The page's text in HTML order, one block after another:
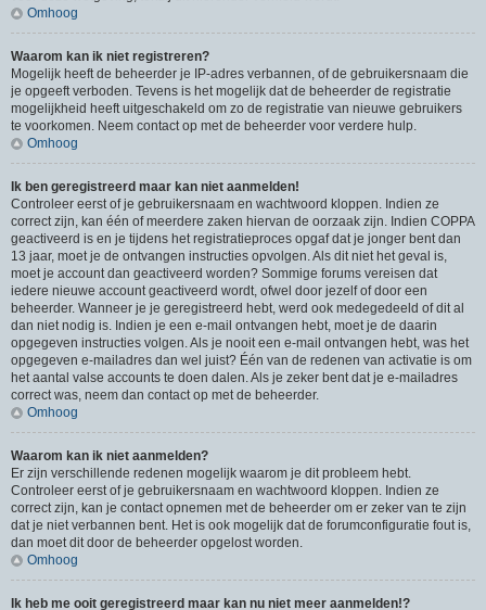
Omhoog
Waarom kan ik niet registreren?
Mogelijk heeft de beheerder je IP-adres verbannen, of de gebruikersnaam die
je opgeeft verboden. Tevens is het mogelijk dat de beheerder de registratie
mogelijkheid heeft uitgeschakeld om zo de registratie van nieuwe gebruikers
te voorkomen. Neem contact op met de beheerder voor verdere hulp.
Omhoog
Ik ben geregistreerd maar kan niet aanmelden!
Controleer eerst of je gebruikersnaam en wachtwoord kloppen. Indien ze
correct zijn, kan één of meerdere zaken hiervan de oorzaak zijn. Indien COPPA
geactiveerd is en je tijdens het registratieproces opgaf dat je jonger bent dan
13 jaar, moet je de ontvangen instructies opvolgen. Als dit niet het geval is,
moet je account dan geactiveerd worden? Sommige forums vereisen dat
iedere nieuwe account geactiveerd wordt, ofwel door jezelf of door een
beheerder. Wanneer je je geregistreerd hebt, werd ook medegedeeld of dit al
dan niet nodig is. Indien je een e-mail ontvangen hebt, moet je de daarin
opgegeven instructies volgen. Als je nooit een e-mail ontvangen hebt, was het
opgegeven e-mailadres dan wel juist? Één van de redenen van activatie is om
het aantal valse accounts te doen dalen. Als je zeker bent dat je e-mailadres
correct was, neem dan contact op met de beheerder.
Omhoog
Waarom kan ik niet aanmelden?
Er zijn verschillende redenen mogelijk waarom je dit probleem hebt.
Controleer eerst of je gebruikersnaam en wachtwoord kloppen. Indien ze
correct zijn, kan je contact opnemen met de beheerder om er zeker van te zijn
dat je niet verbannen bent. Het is ook mogelijk dat de forumconfiguratie fout is,
dan moet dit door de beheerder opgelost worden.
Omhoog
Ik heb me ooit geregistreerd maar kan nu niet meer aanmelden!?